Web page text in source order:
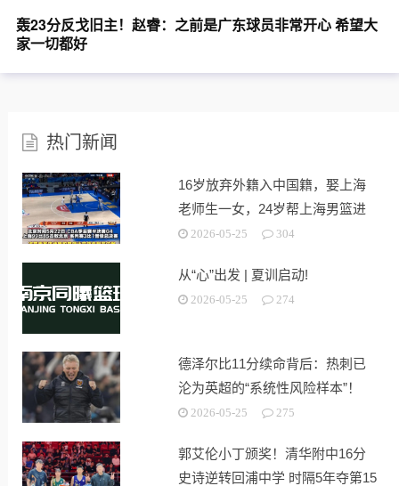
轰23分反戈旧主！赵睿：之前是广东球员非常开心 希望大
家一切都好
热门新闻
16岁放弃外籍入中国籍，娶上海
老师生一女，24岁帮上海男篮进
决赛
2026-05-25 304
从“心”出发 | 夏训启动!
2026-05-25 274
德泽尔比11分续命背后：热刺已
沦为英超的“系统性风险样本”！
2026-05-25 275
郭艾伦小丁颁奖！清华附中16分
史诗逆转回浦中学 时隔5年夺第15